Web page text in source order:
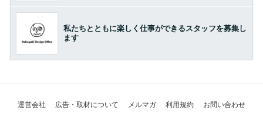
私たちとともに楽しく仕事ができるスタッフを募集し
ます
運営会社 広告・取材について メルマガ 利用規約 お問い合わせ